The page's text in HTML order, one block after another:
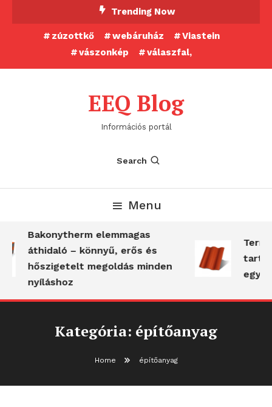
Trending Now
zúzottkő webáruház
Viastein
vászonkép
válaszfal,
EEQ Blog
Információs portál
Search
Menu
Bakonytherm elemmagas
áthidaló – könnyű, erős és
hőszigetelt megoldás minden
nyíláshoz
egyben
Kategória: építőanyag
Home építőanyag